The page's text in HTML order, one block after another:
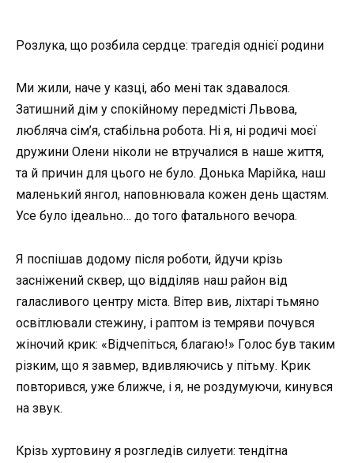
Розлука, що розбила сердце: трагедія однієї родини
Ми жили, наче у казці, або мені так здавалося.
Затишний дім у спокійному передмісті Львова,
любляча сім’я, стабільна робота. Ні я, ні родичі моєї
дружини Олени ніколи не втручалися в наше життя,
та й причин для цього не було. Донька Марійка, наш
маленький янгол, наповнювала кожен день щастям.
Усе було ідеально… до того фатального вечора.
Я поспішав додому після роботи, йдучи крізь
засніжений сквер, що відділяв наш район від
галасливого центру міста. Вітер вив, ліхтарі тьмяно
освітлювали стежину, і раптом із темряви почувся
жіночий крик: «Відчепіться, благаю!» Голос був таким
різким, що я завмер, вдивляючись у пітьму. Крик
повторився, уже ближче, і я, не роздумуючи, кинувся
на звук.
Крізь хуртовину я розгледів силуети: тендітна